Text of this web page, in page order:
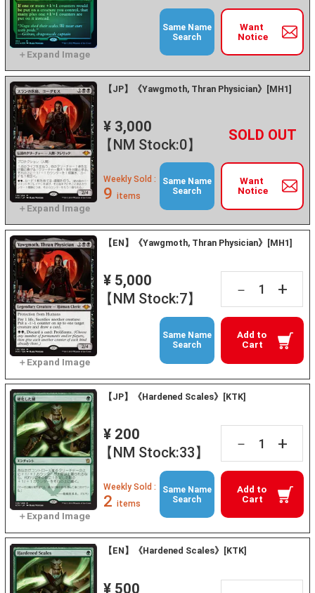
Want
Notice
Same Name
Search
【JP】《Yawgmoth, Thran Physician》[MH1]
¥ 3,000
【NM Stock:0】
－ +
Want
Notice
Weekly Sold :
9 items
Same Name
Search
【EN】《Yawgmoth, Thran Physician》[MH1]
¥ 5,000
【NM Stock:7】
－ +
Add to
Cart
Same Name
Search
【JP】《Hardened Scales》[KTK]
¥ 200
【NM Stock:33】
－ +
Add to
Cart
Weekly Sold :
2 items
Same Name
Search
【EN】《Hardened Scales》[KTK]
¥ 500